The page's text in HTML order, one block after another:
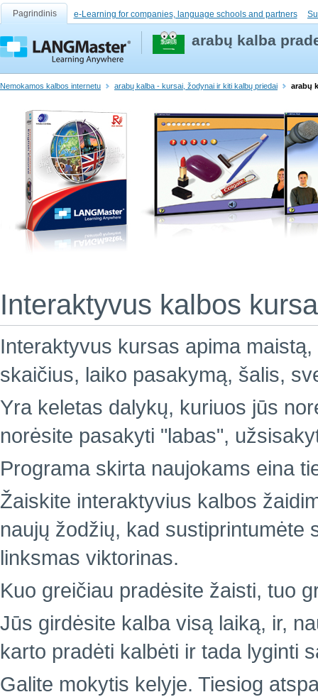
Pagrindinis e-Learning for companies, language schools and partners
arabų kalba
Nemokamos kalbos internetu arabų kalba - kursai, žodynai ir kiti kalbų priedai arabų
Interaktyvus kalbos
Interaktyvus kursas apima
skaičius, laiko pasakymą, šalis,
Yra keletas dalykų, kuriuos jūs
norėsite pasakyti "labas",
Programa skirta naujokams eina
Žaiskite interaktyvius kalbos
naujų žodžių, kad sustiprintumėte
linksmas viktorinas.
Kuo greičiau pradėsite žaisti, tuo
Jūs girdėsite kalba visą laiką, ir,
karto pradėti kalbėti ir tada lyginti
Galite mokytis kelyje. Tiesiog